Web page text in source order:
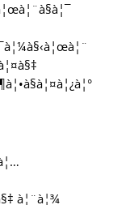
à¦¨à¦¾